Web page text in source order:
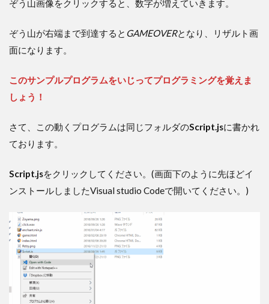
ぞう山画像をクリックすると、数字が増えていきます。
ぞう山が右端まで到達すると GAMEOVERとなり、リザルト画
面になります。
このサンプルプログラムをいじってプログラミングを覚えま
しょう！
さて、この動くプログラムは同じフォルダのScript.jsに書かれ
ております。
Script.jsをクリックしてください。(画面下のように先ほどイ
ンストールしましたVisual studio Codeで開いてください。)